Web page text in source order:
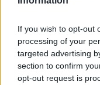
If you wish to opt-out
processing of your
targeted advertising
section to confirm
opt-out request is
Valanghe:
ridurre il rischio
Beatrice Beretta · 8 Ago